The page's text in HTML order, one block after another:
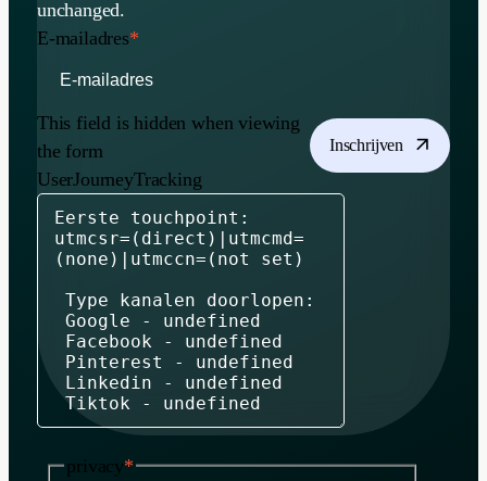
unchanged.
E-mailadres*
privacy*
This field is hidden when viewing
the form
UserJourneyTracking
Inschrijven